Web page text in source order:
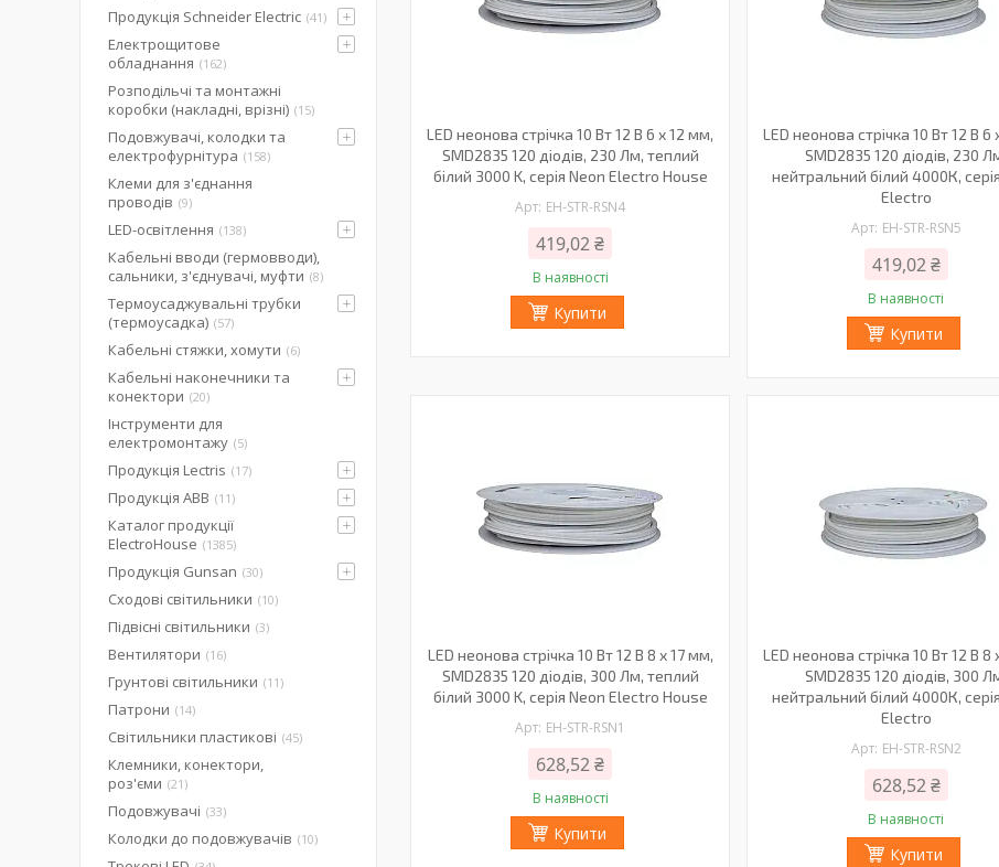
LED неонова стрічка 10 Вт 12 В 6 х 12 мм,
SMD2835 120 діодів, 230 Лм, теплий
білий 3000 K, серія Neon Electro House
EH-STR-RSN4
419,02 ₴
В наявності
Купити
LED неонова стрічка 10 Вт 12 В 6
SMD2835 120 діодів, 230
нейтральний білий 4000К,
Electro
EH-STR-RSN5
419,02 ₴
В наявності
Купити
LED неонова стрічка 10 Вт 12 В 8 х 17 мм,
SMD2835 120 діодів, 300 Лм, теплий
білий 3000 K, серія Neon Electro House
EH-STR-RSN1
628,52 ₴
В наявності
Купити
LED неонова стрічка 10 Вт 12 В 8
SMD2835 120 діодів, 300
нейтральний білий 4000К,
Electro
EH-STR-RSN2
628,52 ₴
В наявності
Купити
Продукція Schneider Electric 41
Електрощитове
обладнання
162
Розподільчі та монтажні
коробки (накладні, врізні) 15
Подовжувачі, колодки та
електрофурнітура
158
Клеми для з'єднання
проводів 9
LED-освітлення 138
Кабельні вводи (гермовводи),
сальники, з'єднувачі, муфти 8
Термоусаджувальні трубки
(термоусадка) 57
Кабельні стяжки, хомути 6
Кабельні наконечники та
конектори 20
Інструменти для
електромонтажу 5
Продукція Lectris 17
Продукція ABB 11
Каталог продукції
ElectroHouse
1385
Продукція Gunsan 30
Сходові світильники 10
Підвісні світильники 3
Вентилятори 16
Грунтові світильники 11
Патрони 14
Світильники пластикові 45
Клемники, конектори,
роз'єми 21
Подовжувачі 33
Колодки до подовжувачів 10